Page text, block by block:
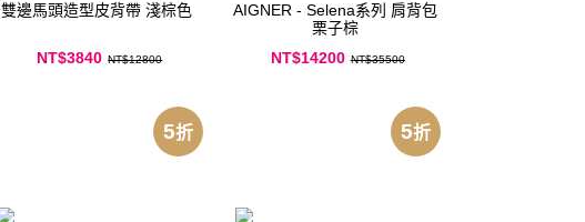
雙邊馬頭造型皮背帶 淺棕色
NT$3840 NT$12800
AIGNER - Selena系列 肩背包
栗子棕
NT$14200 NT$35500
5折 5折